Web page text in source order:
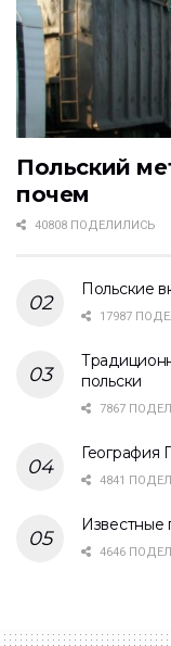
Польский
почем
40808 ПОДЕЛИЛИСЬ
Польские
17987
польски
7867
География
4841
Известные
4646